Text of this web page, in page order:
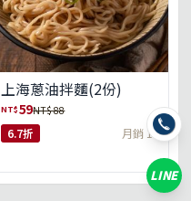
上海蔥油拌麵(2份)
NT$59NT$ 88
6.7折 月銷 18
LINE